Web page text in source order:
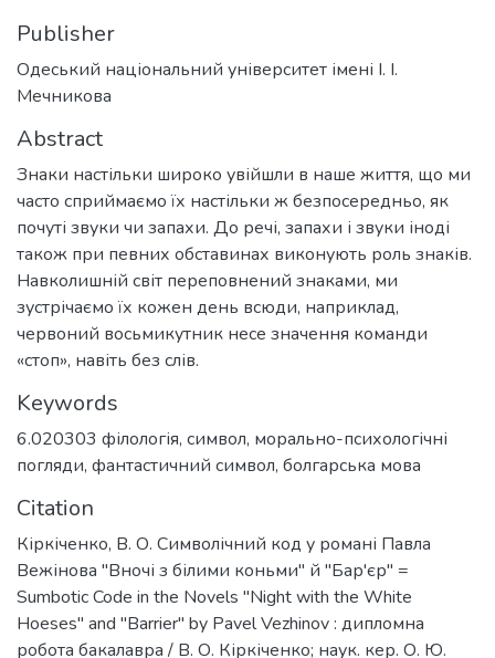
Publisher
Одеський національний університет імені І. І.
Мечникова
Abstract
Знаки настільки широко увійшли в наше життя, що ми
часто сприймаємо їх настільки ж безпосередньо, як
почуті звуки чи запахи. До речі, запахи і звуки іноді
також при певних обставинах виконують роль знаків.
Навколишній світ переповнений знаками, ми
зустрічаємо їх кожен день всюди, наприклад,
червоний восьмикутник несе значення команди
«стоп», навіть без слів.
Keywords
6.020303 філологія, символ, морально-психологічні
погляди, фантастичний символ, болгарська мова
Citation
Кіркіченко, В. О. Символічний код у романі Павла
Вежінова "Вночі з білими коньми" й "Бар'єр" =
Sumbotic Code in the Novels "Night with the White
Hoeses" and "Barrier" by Pavel Vezhinov : дипломна
робота бакалавра / В. О. Кіркіченко; наук. кер. О. Ю.